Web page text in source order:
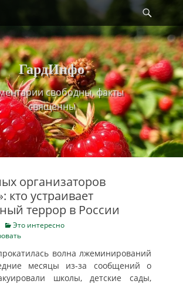
ГардИнфо
свободны, факты
священны
организаторов
кто устраивает
террор в России
Categories
Это интересно
волна лжеминирований
месяцы из-за сообщений о
школы, детские сады,